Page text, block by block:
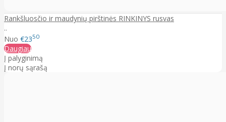
Rankšluosčio ir maudynių pirštinės RINKINYS rusvas
..
Nuo €2350
Daugiau
Į palyginimą
Į norų sąrašą